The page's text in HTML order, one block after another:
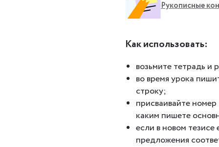
Рукописные
Как использовать:
возьмите тетрадь и
во время урока
строку;
присваивайте
каким пишете
если в новом тезисе
предложения